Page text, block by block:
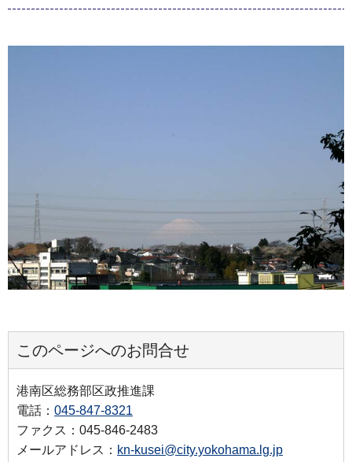
このページへのお問合せ
港南区総務部区政推進課
電話： 045-847-8321
ファクス：045-846-2483
メールアドレス： kn-kusei@city.yokohama.lg.jp